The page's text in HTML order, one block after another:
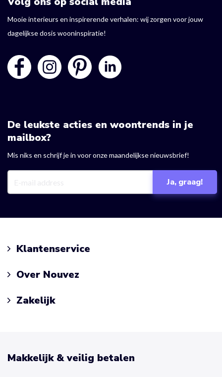
Mooie interieurs en inspirerende verhalen: wij zorgen voor jouw
dagelijkse dosis wooninspiratie!
De leukste acties en woontrends in je
mailbox?
Mis niks en schrijf je in voor onze maandelijkse nieuwsbrief!
Klantenservice
Over Nouvez
Zakelijk
Makkelijk & veilig betalen